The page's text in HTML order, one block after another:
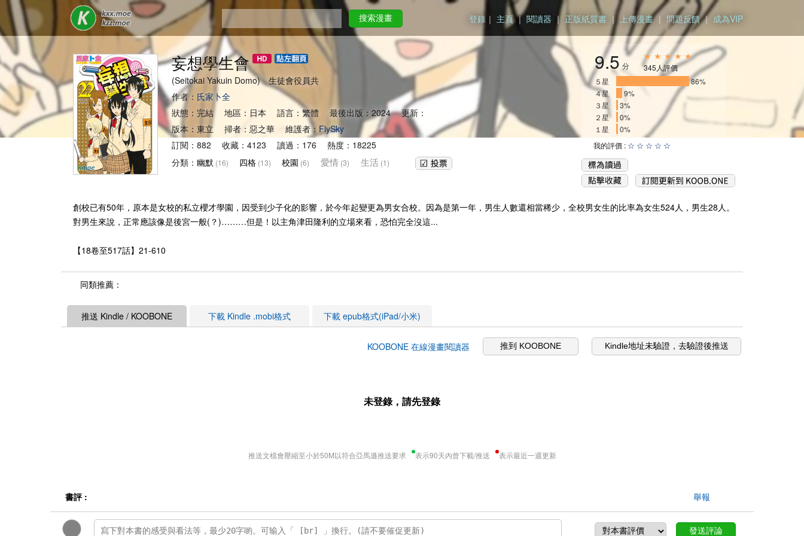
搜索漫畫 登錄 ｜ 主頁｜ 閱讀器 ｜ 正版紙質書 ｜上傳漫畫｜ 問題反饋｜ 成為VIP
妄想學生會
(Seitokai Yakuin Domo) 生徒會役員共
作者： 氏家卜全
狀態：完結 地區：日本 語言：繁體 最後出版：2024 更新：
版本：東立 掃者：惡之華 維護者： FlySky
訂閱：882 收藏：4123 讀過：176 熱度：18225
分類： 幽默 (16) 四格 (13) 校園 (6) 愛情 (3) 生活 (1)
9.5 分
★ ★ ★ ★ ★
345人評價
５星
86%
４星
9%
３星
3%
２星
0%
１星
0%
我的評價 : ☆ ☆ ☆ ☆ ☆
創校已有50年，原本是女校的私立櫻才學園，因受到少子化的影響，於今年起變更為男女合校。因為是第一年，男生人數還相當稀少，全校男女生的比率為女生524人，男生28人。
對男生來說，正常應該像是後宮一般(？)………但是！以主角津田隆利的立場來看，恐怕完全沒這...
【18卷至517話】21-610
同類推薦：
推送 Kindle / KOOBONE 下載 Kindle .mobi格式 下載 epub格式(iPad/小米)
KOOBONE 在線漫畫閱讀器 推到 KOOBONE Kindle地址未驗證，去驗證後推送
未登錄，請先登錄
推送文檔會壓縮至小於50M以符合亞馬遜推送要求 表示90天內曾下載/推送 表示最近一週更新
書評 : 舉報
發送評論